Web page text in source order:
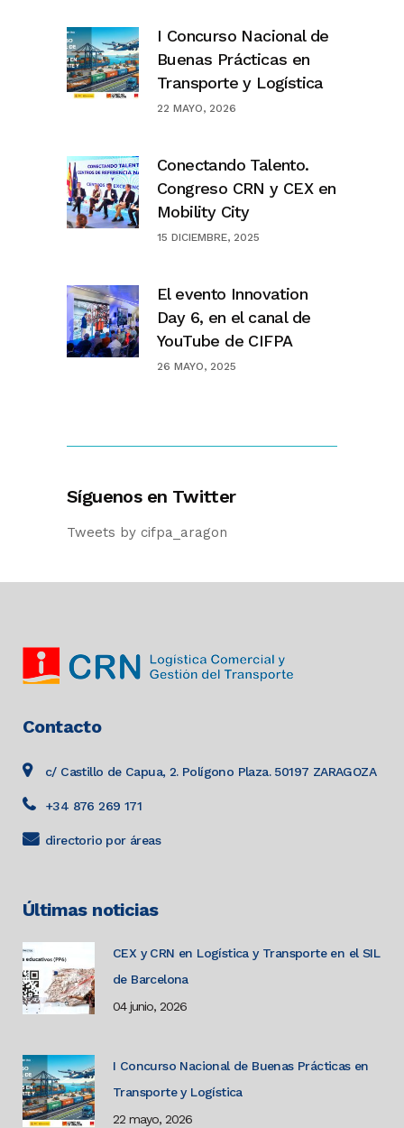
I Concurso Nacional de
Buenas Prácticas en
Transporte y Logística
22 MAYO, 2026
Conectando Talento.
Congreso CRN y CEX en
Mobility City
15 DICIEMBRE, 2025
El evento Innovation
Day 6, en el canal de
YouTube de CIFPA
26 MAYO, 2025
Síguenos en Twitter
Tweets by cifpa_aragon
Contacto
c/ Castillo de Capua, 2. Polígono Plaza. 50197 ZARAGOZA
+34 876 269 171
directorio por áreas
Últimas noticias
CEX y CRN en Logística y Transporte en el SIL
de Barcelona
04 junio, 2026
I Concurso Nacional de Buenas Prácticas en
Transporte y Logística
22 mayo, 2026